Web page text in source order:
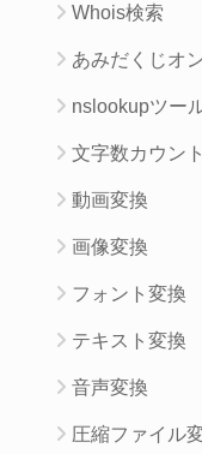
Whois検索
あみだくじオ
nslookupツー
文字数カウン
動画変換
画像変換
フォント変換
テキスト変換
音声変換
圧縮ファイル